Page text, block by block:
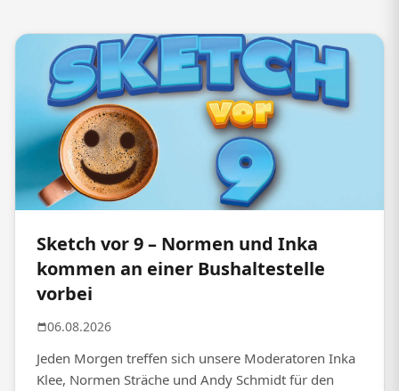
Sketch vor 9 – Normen und Inka
kommen an einer Bushaltestelle
vorbei
06.08.2026
Jeden Morgen treffen sich unsere Moderatoren Inka
Klee, Normen Sträche und Andy Schmidt für den